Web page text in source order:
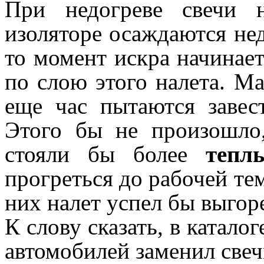
При недогреве свечи
изоляторе осаждаются
то момент искра
по слою этого налета.
еще час пытаются
Этого бы не
стояли бы более
прогреться до рабочей
них налет успел бы
К слову сказать, в
автомобилей заменил